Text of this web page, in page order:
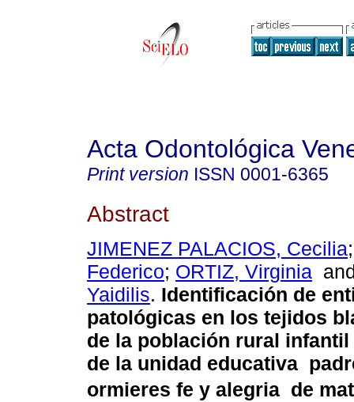
Acta Odontológica
Print version ISSN 0001-6365
Abstract
JIMENEZ PALACIOS, Cecilia
Federico; ORTIZ, Virginia
Yaidilis. Identificación de
patológicas en los tejidos
de la población rural
de la unidad educativa
ormieres fe y alegria de